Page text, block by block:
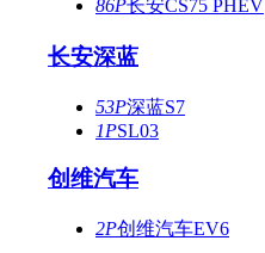
86P长安CS75 PHEV
长安深蓝
53P深蓝S7
1PSL03
创维汽车
2P创维汽车EV6